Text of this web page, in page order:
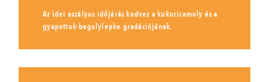
Az idei aszályos időjárás kedvez a kukoricamoly és a
gyapottok-bagolylepke gradációjának.